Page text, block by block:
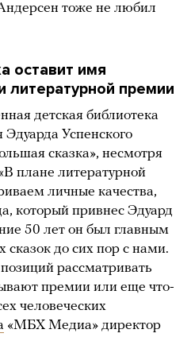
тоже не любил
оставит имя
литературной премии
детская библиотека
Эдуарда Успенского
сказка», несмотря
плане литературной
личные качества,
который привнес Эдуард
50 лет он был главным
сказок до сих пор с нами.
рассматривать
премии или еще что-
человеческих
«МБХ Медиа» директор